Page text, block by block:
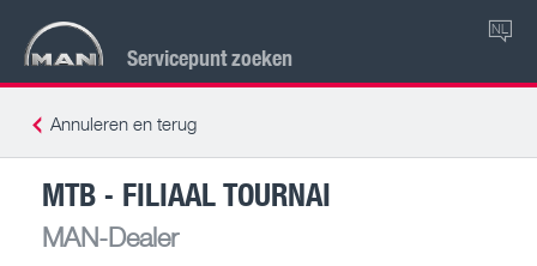
Servicepunt zoeken
NL
Annuleren en terug
MTB - FILIAAL TOURNAI
MAN-Dealer